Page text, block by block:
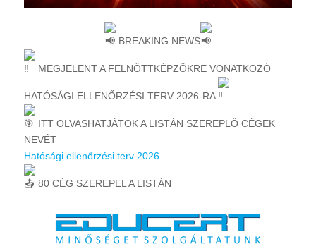
BREAKING NEWS
MEGJELENT A FELNŐTTKÉPZŐKRE VONATKOZÓ
HATÓSÁGI ELLENŐRZÉSI TERV 2026-RA
ITT OLVASHATJÁTOK A LISTÁN SZEREPLŐ CÉGEK
NEVÉT
Hatósági ellenőrzési terv 2026
80 CÉG SZEREPEL A LISTÁN